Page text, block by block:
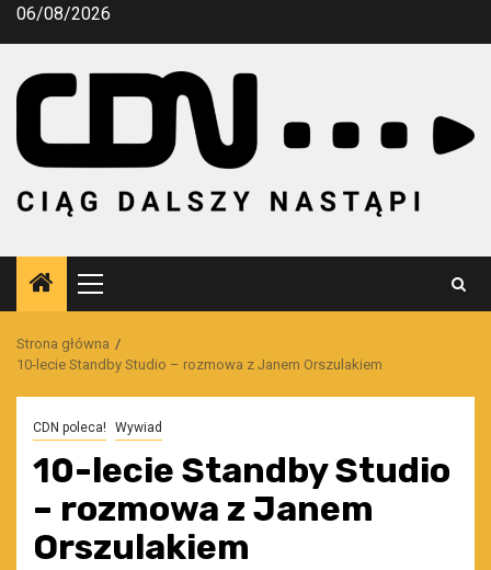
Przejdź
06/08/2026
Menu
główne
Strona główna
10-lecie Standby Studio – rozmowa z Janem Orszulakiem
CDN poleca! Wywiad
10-lecie Standby Studio
– rozmowa z Janem
Orszulakiem